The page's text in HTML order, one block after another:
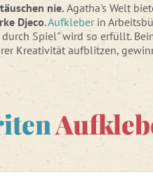
nie. Agatha's Welt
Djeco.Aufkleberin
Spiel" wird so erfüllt.
Kreativität aufblitzen,